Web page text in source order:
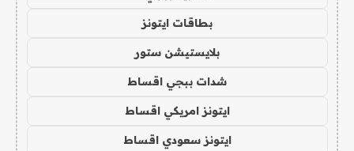
بطاقات ايتونز
بلايستيشن ستور
شدات ببجي اقساط
ايتونز امريكي اقساط
ايتونز سعودي اقساط